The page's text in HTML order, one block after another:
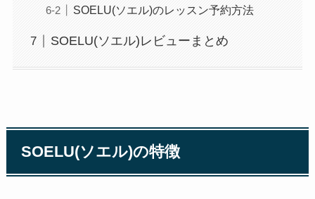
SOELU(ソエル)のレッスン予約方法
SOELU(ソエル)レビューまとめ
SOELU(ソエル)の特徴